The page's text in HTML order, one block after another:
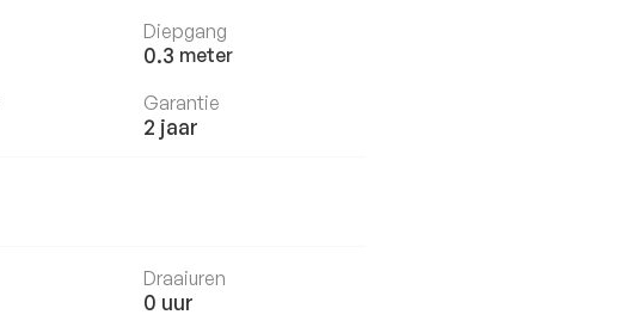
Diepgang
0.3 meter
Garantie
2 jaar
Draaiuren
0 uur